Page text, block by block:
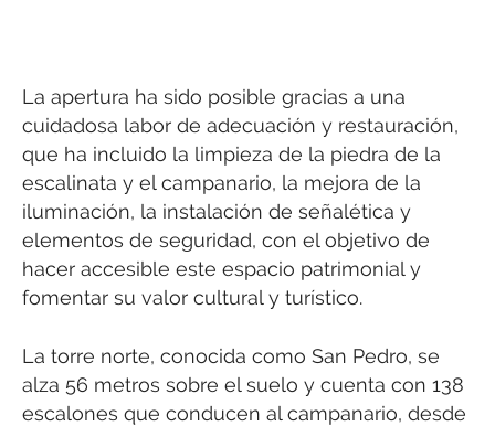
La apertura ha sido posible gracias a una
cuidadosa labor de adecuación y restauración,
que ha incluido la limpieza de la piedra de la
escalinata y el campanario, la mejora de la
iluminación, la instalación de señalética y
elementos de seguridad, con el objetivo de
hacer accesible este espacio patrimonial y
fomentar su valor cultural y turístico.
La torre norte, conocida como San Pedro, se
alza 56 metros sobre el suelo y cuenta con 138
escalones que conducen al campanario, desde